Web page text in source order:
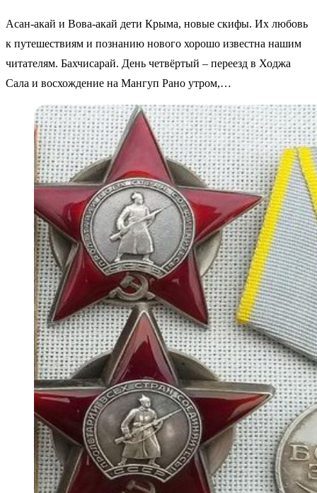
Асан-акай и Вова-акай дети Крыма, новые скифы. Их любовь
к путешествиям и познанию нового хорошо известна нашим
читателям. Бахчисарай. День четвёртый – переезд в Ходжа
Сала и восхождение на Мангуп Рано утром,…